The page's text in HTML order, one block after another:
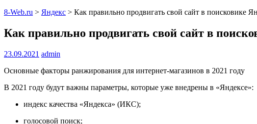
8-Web.ru > Яндекс > Как правильно продвигать свой сайт в поисковике
Как правильно продвигать свой сайт в
23.09.2021 admin
Основные факторы ранжирования для интернет-магазинов в 2021 году
В 2021 году будут важны параметры, которые уже внедрены в «Яндексе»:
индекс качества «Яндекса» (ИКС);
голосовой поиск;